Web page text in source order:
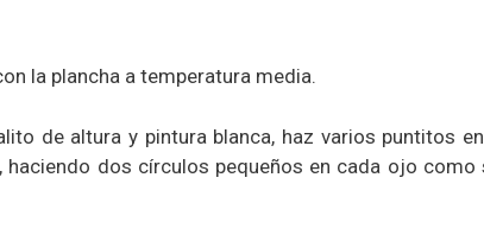
la plancha a temperatura media.
de altura y pintura blanca, haz varios puntitos
dos círculos pequeños en cada ojo como